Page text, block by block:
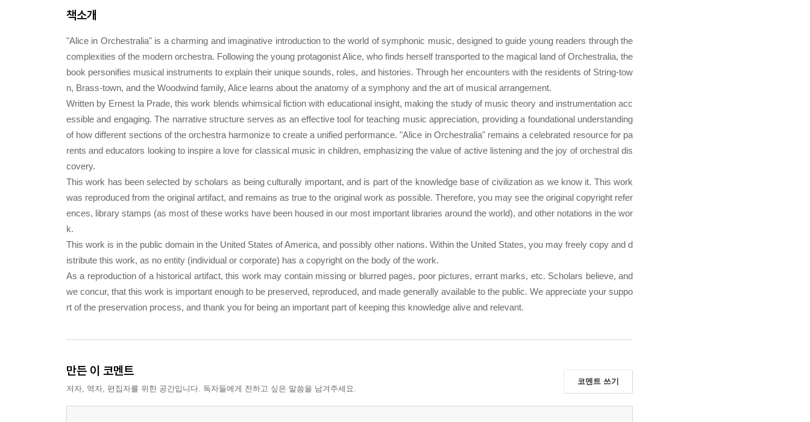
책소개
"Alice in Orchestralia" is a charming and imaginative introduction to the world of symphonic music, designed to guide young readers through the
complexities of the modern orchestra. Following the young protagonist Alice, who finds herself transported to the magical land of Orchestralia, the
book personifies musical instruments to explain their unique sounds, roles, and histories. Through her encounters with the residents of String-tow
n, Brass-town, and the Woodwind family, Alice learns about the anatomy of a symphony and the art of musical arrangement.
Written by Ernest la Prade, this work blends whimsical fiction with educational insight, making the study of music theory and instrumentation acc
essible and engaging. The narrative structure serves as an effective tool for teaching music appreciation, providing a foundational understanding
of how different sections of the orchestra harmonize to create a unified performance. "Alice in Orchestralia" remains a celebrated resource for pa
rents and educators looking to inspire a love for classical music in children, emphasizing the value of active listening and the joy of orchestral dis
covery.
This work has been selected by scholars as being culturally important, and is part of the knowledge base of civilization as we know it. This work
was reproduced from the original artifact, and remains as true to the original work as possible. Therefore, you may see the original copyright refer
ences, library stamps (as most of these works have been housed in our most important libraries around the world), and other notations in the wor
k.
This work is in the public domain in the United States of America, and possibly other nations. Within the United States, you may freely copy and d
istribute this work, as no entity (individual or corporate) has a copyright on the body of the work.
As a reproduction of a historical artifact, this work may contain missing or blurred pages, poor pictures, errant marks, etc. Scholars believe, and
we concur, that this work is important enough to be preserved, reproduced, and made generally available to the public. We appreciate your suppo
rt of the preservation process, and thank you for being an important part of keeping this knowledge alive and relevant.
만든 이 코멘트
저자, 역자, 편집자를 위한 공간입니다. 독자들에게 전하고 싶은 말씀을 남겨주세요.
코멘트 쓰기